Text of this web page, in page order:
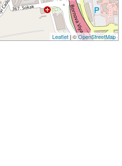
Leaflet| ©OpenStreetMap